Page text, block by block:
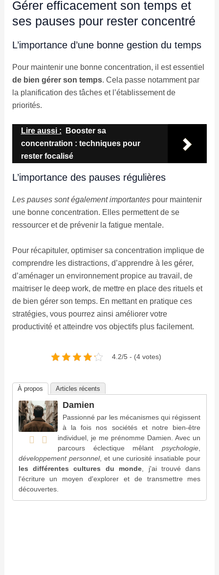
Gérer efficacement son temps et
ses pauses pour rester concentré
L’importance d’une bonne gestion du temps
Pour maintenir une bonne concentration, il est essentiel
de bien gérer son temps. Cela passe notamment par
la planification des tâches et l’établissement de
priorités.
Lire aussi :
Booster sa
concentration : techniques pour
rester focalisé
L’importance des pauses régulières
Les pauses sont également importantespour maintenir
une bonne concentration. Elles permettent de se
ressourcer et de prévenir la fatigue mentale.
Pour récapituler, optimiser sa concentration implique de
comprendre les distractions, d’apprendre à les gérer,
d’aménager un environnement propice au travail, de
maitriser le deep work, de mettre en place des rituels et
de bien gérer son temps. En mettant en pratique ces
stratégies, vous pourrez ainsi améliorer votre
productivité et atteindre vos objectifs plus facilement.
4.2/5 - (4 votes)
À propos Articles récents
Damien
Passionné par les mécanismes qui régissent
à la fois nos sociétés et notre bien-être
individuel, je me prénomme Damien. Avec un
parcours éclectique mêlantpsychologie
développement personnel, et une curiosité insatiable pour
les différentes cultures du monde , j'ai trouvé dans
l'écriture un moyen d'explorer et de transmettre mes
découvertes.